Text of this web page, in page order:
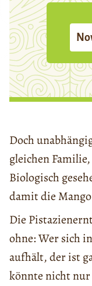
Doch
gleichen
Biologisch
damit die
Die
ohne: Wer sich
aufhält, der ist
könnte nicht